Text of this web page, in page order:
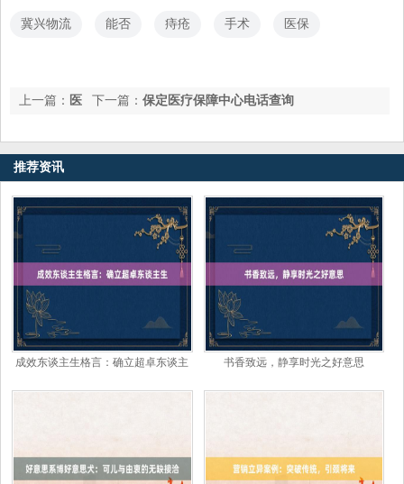
冀兴物流 能否 痔疮 手术 医保
下一篇： 保定医疗保障中心电话查询
上一篇： 医
推荐资讯
成效东谈主生格言：确立超卓东谈主
书香致远，静享时光之好意思